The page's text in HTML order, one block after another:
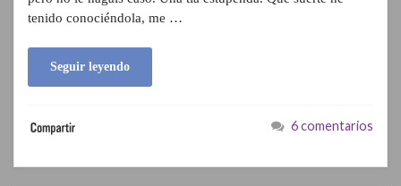
tenido conociéndola, me …
Seguir leyendo
6 comentarios